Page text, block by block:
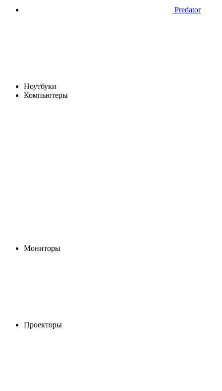
Predator
Ноутбуки
Компьютеры
Мониторы
Проекторы